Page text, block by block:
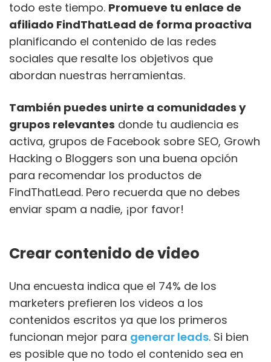
todo este tiempo. Promueve tu enlace de
afiliado FindThatLead de forma proactiva
planificando el contenido de las redes
sociales que resalte los objetivos que
abordan nuestras herramientas.
También puedes unirte a comunidades y
grupos relevantes donde tu audiencia es
activa, grupos de Facebook sobre SEO, Growh
Hacking o Bloggers son una buena opción
para recomendar los productos de
FindThatLead. Pero recuerda que no debes
enviar spam a nadie, ¡por favor!
Crear contenido de video
Una encuesta indica que el 74% de los
marketers prefieren los videos a los
contenidos escritos ya que los primeros
funcionan mejor para generar leads. Si bien
es posible que no todo el contenido sea en